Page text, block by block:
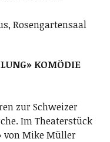
Rosengartensaal
KOMÖDIE
zur Schweizer
Im Theaterstück
von Mike Müller